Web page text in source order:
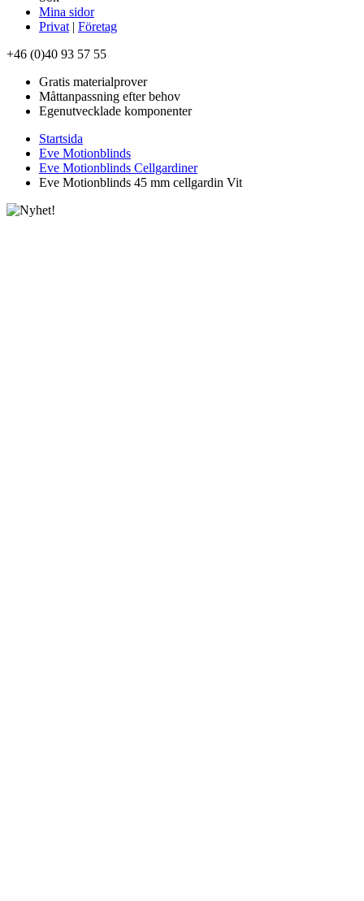
Mina sidor
Privat | Företag
+46 (0)40 93 57 55
Gratis materialprover
Måttanpassning efter behov
Egenutvecklade komponenter
Startsida
Eve Motionblinds
Eve Motionblinds Cellgardiner
Eve Motionblinds 45 mm cellgardin Vit